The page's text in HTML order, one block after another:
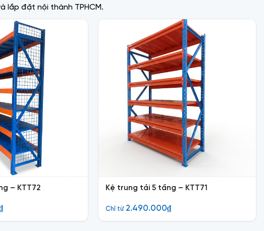
lắp đặt nội thành TPHCM.
– KTT72 Kệ trung tải 5 tầng – KTT71
Chỉ từ 2.490.000₫